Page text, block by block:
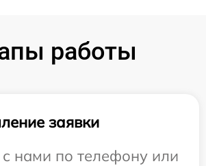
работы
заявки
нами по телефону или